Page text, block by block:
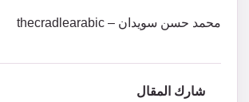
محمد حسن سويدان – thecradlearabic
شارك المقال